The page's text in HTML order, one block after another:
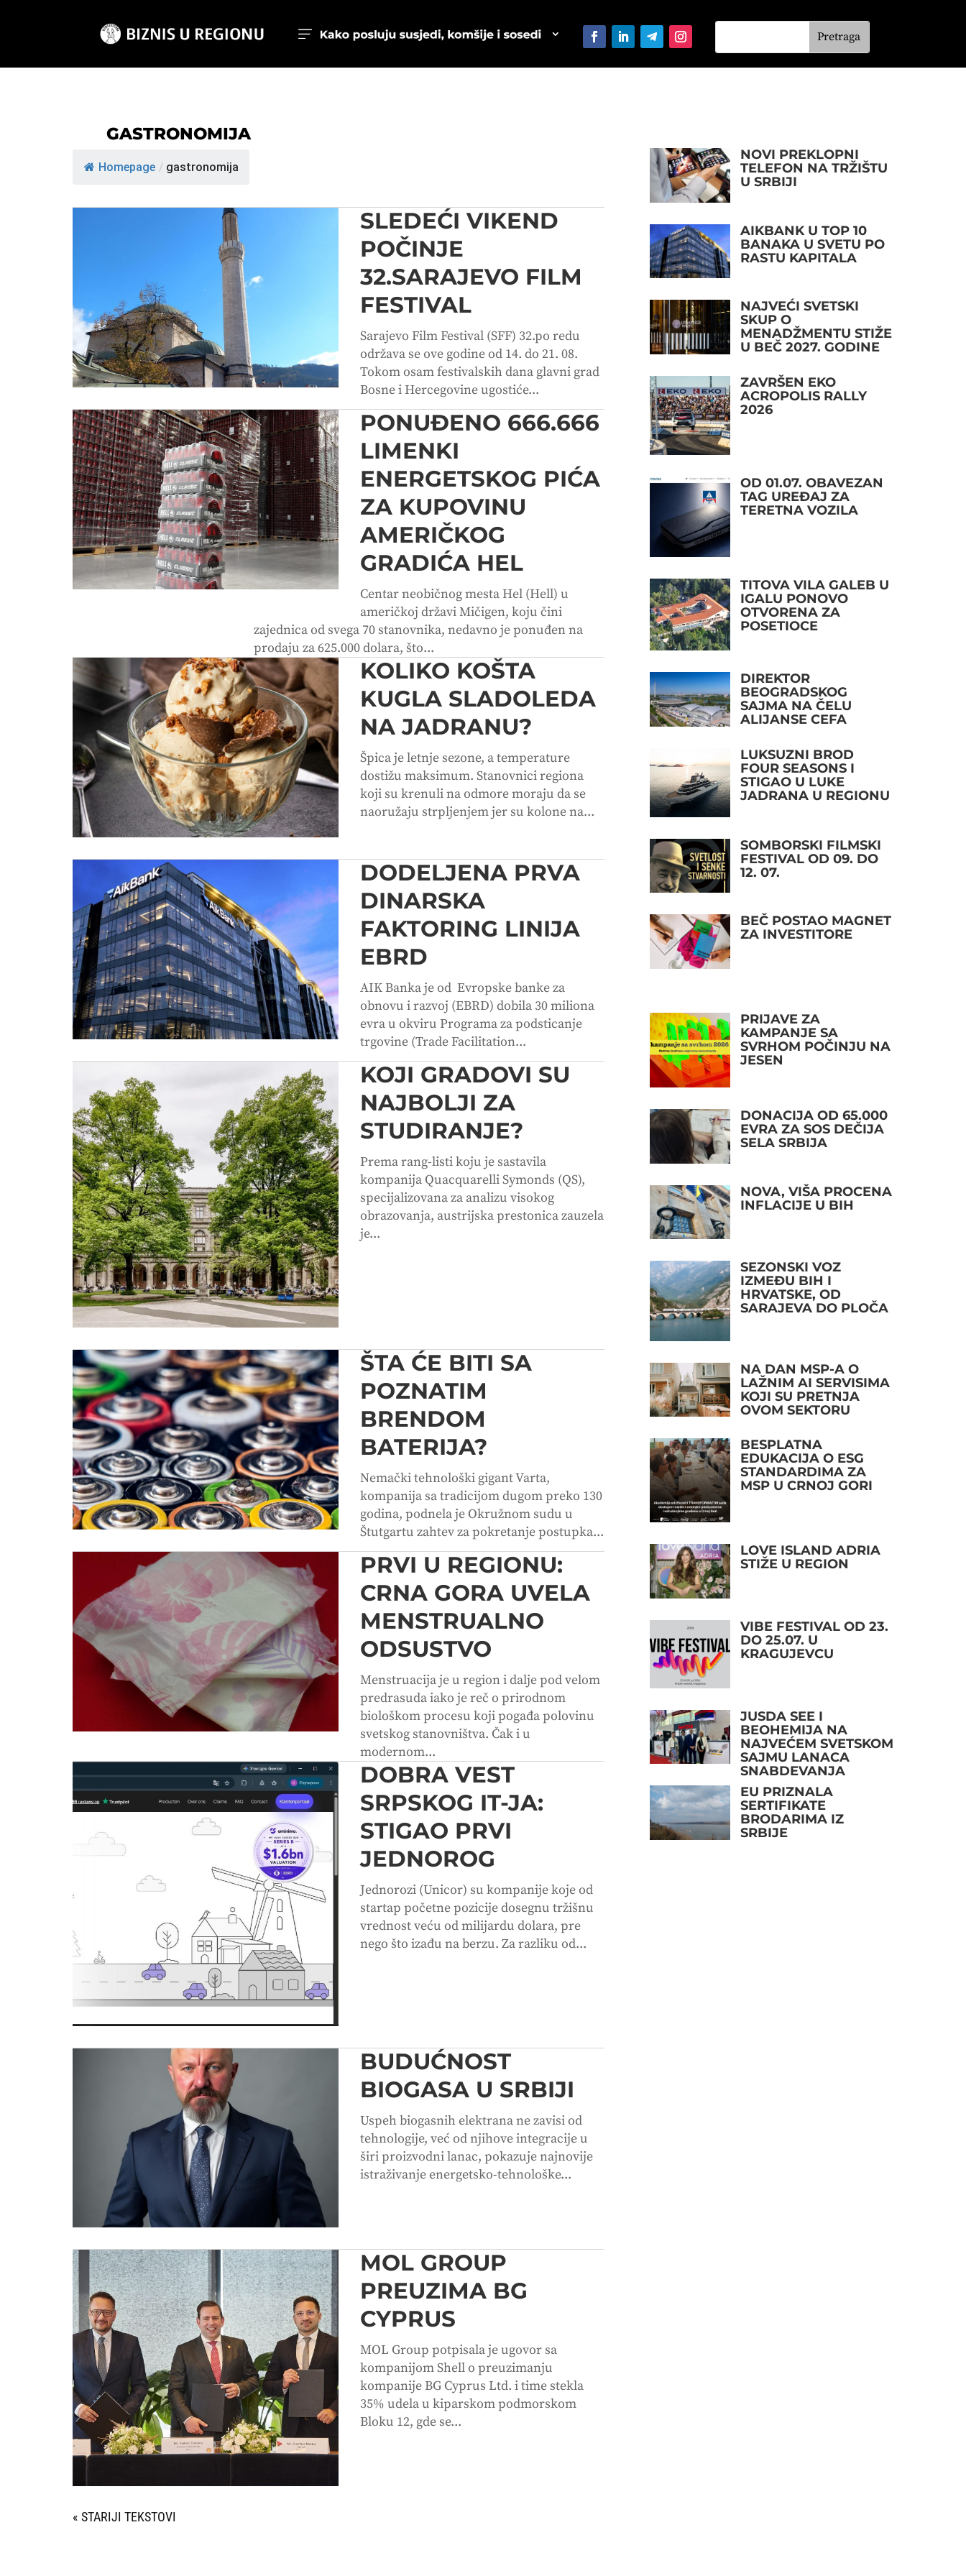
GASTRONOMIJA
Homepage / gastronomija
SLEDEĆI VIKEND
POČINJE
32.SARAJEVO FILM
FESTIVAL
Sarajevo Film Festival (SFF) 32.po redu
održava se ove godine od 14. do 21. 08.
Tokom osam festivalskih dana glavni grad
Bosne i Hercegovine ugostiće...
PONUĐENO 666.666
LIMENKI
ENERGETSKOG PIĆA
ZA KUPOVINU
AMERIČKOG
GRADIĆA HEL
Centar neobičnog mesta Hel (Hell) u
američkoj državi Mičigen, koju čini
zajednica od svega 70 stanovnika, nedavno je ponuđen na
prodaju za 625.000 dolara, što...
KOLIKO KOŠTA
KUGLA SLADOLEDA
NA JADRANU?
Špica je letnje sezone, a temperature
dostižu maksimum. Stanovnici regiona
koji su krenuli na odmore moraju da se
naoružaju strpljenjem jer su kolone na...
DODELJENA PRVA
DINARSKA
FAKTORING LINIJA
EBRD
AIK Banka je od Evropske banke za
obnovu i razvoj (EBRD) dobila 30 miliona
evra u okviru Programa za podsticanje
trgovine (Trade Facilitation...
KOJI GRADOVI SU
NAJBOLJI ZA
STUDIRANJE?
Prema rang-listi koju je sastavila
kompanija Quacquarelli Symonds (QS),
specijalizovana za analizu visokog
obrazovanja, austrijska prestonica zauzela
je...
ŠTA ĆE BITI SA
POZNATIM
BRENDOM
BATERIJA?
Nemački tehnološki gigant Varta,
kompanija sa tradicijom dugom preko 130
godina, podnela je Okružnom sudu u
Štutgartu zahtev za pokretanje postupka...
PRVI U REGIONU:
CRNA GORA UVELA
MENSTRUALNO
ODSUSTVO
Menstruacija je u region i dalje pod velom
predrasuda iako je reč o prirodnom
biološkom procesu koji pogađa polovinu
svetskog stanovništva. Čak i u
modernom...
DOBRA VEST
SRPSKOG IT-JA:
STIGAO PRVI
JEDNOROG
Jednorozi (Unicor) su kompanije koje od
startap početne pozicije dosegnu tržišnu
vrednost veću od milijardu dolara, pre
nego što izađu na berzu. Za razliku od...
BUDUĆNOST
BIOGASA U SRBIJI
Uspeh biogasnih elektrana ne zavisi od
tehnologije, već od njihove integracije u
širi proizvodni lanac, pokazuje najnovije
istraživanje energetsko-tehnološke...
MOL GROUP
PREUZIMA BG
CYPRUS
MOL Group potpisala je ugovor sa
kompanijom Shell o preuzimanju
kompanije BG Cyprus Ltd. i time stekla
35% udela u kiparskom podmorskom
Bloku 12, gde se...
« STARIJI UNOSI
NOVI PREKLOPNI
TELEFON NA TRŽIŠTU
U SRBIJI
AIKBANK U TOP 10
BANAKA U SVETU PO
RASTU KAPITALA
NAJVEĆI SVETSKI
SKUP O
MENADŽMENTU STIŽE
U BEČ 2027. GODINE
ZAVRŠEN EKO
ACROPOLIS RALLY
2026
OD 01.07. OBAVEZAN
TAG UREĐAJ ZA
TERETNA VOZILA
TITOVA VILA GALEB U
IGALU PONOVO
OTVORENA ZA
POSETIOCE
DIREKTOR
BEOGRADSKOG
SAJMA NA ČELU
ALIJANSE CEFA
LUKSUZNI BROD
FOUR SEASONS I
STIGAO U LUKE
JADRANA U REGIONU
SOMBORSKI FILMSKI
FESTIVAL OD 09. DO
12. 07.
BEČ POSTAO MAGNET
ZA INVESTITORE
PRIJAVE ZA
KAMPANJE SA
SVRHOM POČINJU NA
JESEN
DONACIJA OD 65.000
EVRA ZA SOS DEČIJA
SELA SRBIJA
NOVA, VIŠA PROCENA
INFLACIJE U BIH
SEZONSKI VOZ
IZMEĐU BIH I
HRVATSKE, OD
SARAJEVA DO PLOČA
NA DAN MSP-A O
LAŽNIM AI SERVISIMA
KOJI SU PRETNJA
OVOM SEKTORU
BESPLATNA
EDUKACIJA O ESG
STANDARDIMA ZA
MSP U CRNOJ GORI
LOVE ISLAND ADRIA
STIŽE U REGION
VIBE FESTIVAL OD 23.
DO 25.07. U
KRAGUJEVCU
JUSDA SEE I
BEOHEMIJA NA
NAJVEĆEM SVETSKOM
SAJMU LANACA
SNABDEVANJA
EU PRIZNALA
SERTIFIKATE
BRODARIMA IZ
SRBIJE